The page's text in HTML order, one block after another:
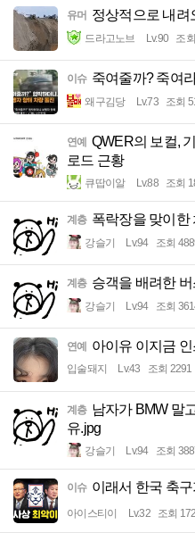
유머 정상적으로 내려
드라고노브 Lv.90 조
이슈 죽여줄까? 죽여
왜구김당 Lv.73 조회
연예 QWER의 보컬,
로드 근황
큐땁이알 Lv.88 조회
계층 폭락장을 맞이한
강슬기 Lv.94 조회
계층 승객을 배려한
강슬기 Lv.94 조회
연예 아이유 이지금
입술돼지 Lv.43 조회 2291
계층 남자가 BMW 말
유.jpg
강슬기 Lv.94 조회
이슈 이래서 한국 축
아이스티이 Lv.32 조회